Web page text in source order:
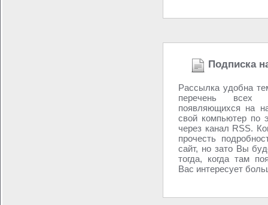
Подписка
Рассылка удобна
перечень всех
появляющихся на
свой компьютер по
через канал RSS.
прочесть
сайт, но зато Вы
тогда, когда там
Вас интересует